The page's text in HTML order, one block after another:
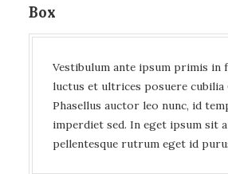
Box
Vestibulum ante ipsum primis in
luctus et ultrices posuere cubilia
Phasellus auctor leo nunc, id
imperdiet sed. In eget ipsum sit
pellentesque rutrum eget id